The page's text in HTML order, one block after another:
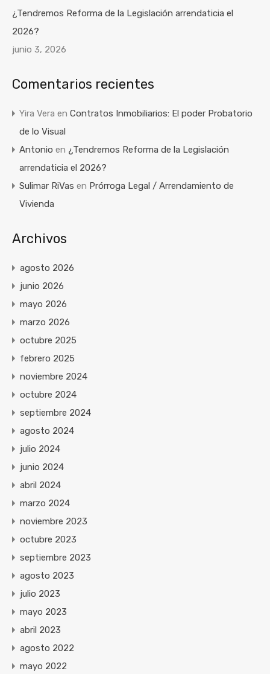
¿Tendremos Reforma de la Legislación arrendaticia el
2026?
junio 3, 2026
Comentarios recientes
Yira Vera en Contratos Inmobiliarios: El poder Probatorio
de lo Visual
Antonio en ¿Tendremos Reforma de la Legislación
arrendaticia el 2026?
Sulimar RiVas en Prórroga Legal / Arrendamiento de
Vivienda
Archivos
agosto 2026
junio 2026
mayo 2026
marzo 2026
octubre 2025
febrero 2025
noviembre 2024
octubre 2024
septiembre 2024
agosto 2024
julio 2024
junio 2024
abril 2024
marzo 2024
noviembre 2023
octubre 2023
septiembre 2023
agosto 2023
julio 2023
mayo 2023
abril 2023
agosto 2022
mayo 2022